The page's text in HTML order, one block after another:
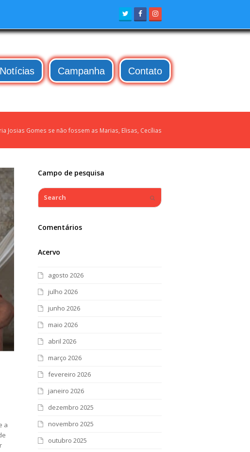
TwitterFacebook
Notícias Campanha Contato
Josias Gomes se não fossem as Marias, Elisas, Cecílias
a
Campo de pesquisa
Search
Comentários
Acervo
agosto 2026
julho 2026
junho 2026
maio 2026
abril 2026
março 2026
fevereiro 2026
janeiro 2026
dezembro 2025
novembro 2025
outubro 2025